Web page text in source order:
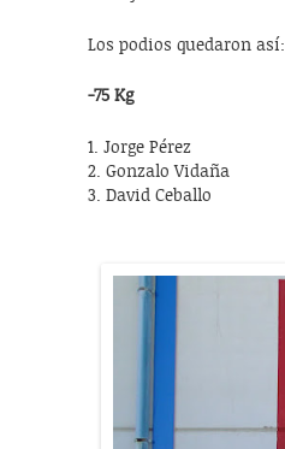
Los podios quedaron así:
-75 Kg
1. Jorge Pérez
2. Gonzalo Vidaña
3. David Ceballo